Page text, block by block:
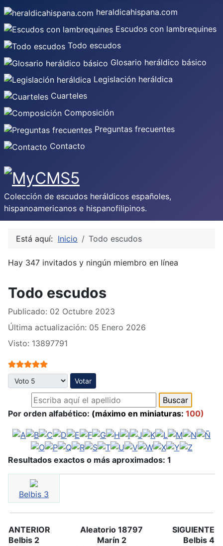
heraldicahispana.com
Escudos con lambrequines
Todo escudos
Glosario heráldico básico
Legislación heráldica
Cuarteles
Composición
Preguntas frecuentes
Contacto
Colección de escudos heráldicos españoles,
hispanoamericanos e hispanofilipinos.
Está aquí: Inicio Todo escudos
Hay 347 invitados y ningún miembro en línea
Todo escudos
Publicado: 02 Octubre 2023
Última actualización: 05 Enero 2026
Visto: 13897791
Ratio:5/5
Por favor, vote
Por orden alfabético: (máximo en miniaturas: 100)
Resultados exactos o más aproximados: 1
Belbis 3
ANTERIOR
Belbis 2
Aleatorio 18797
Marín 2
SIGUIENTE
Belbis 4